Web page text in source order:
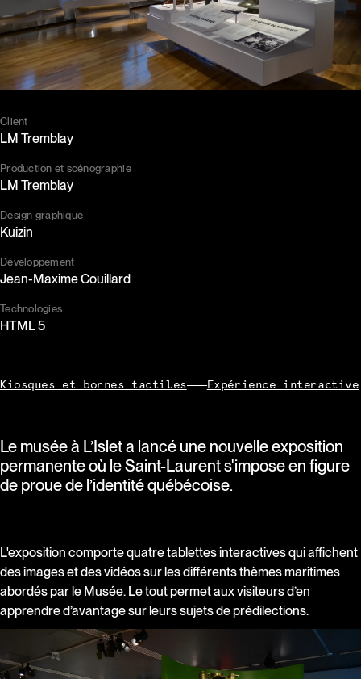
Client
LM Tremblay
Production et scénographie
LM Tremblay
Design graphique
Kuizin
Développement
Jean-Maxime Couillard
Technologies
HTML 5
Kiosques et bornes tactiles Expérience interactive
Le musée à L’Islet a lancé une nouvelle exposition
permanente où le Saint-Laurent s'impose en figure
de proue de l’identité québécoise.
L'exposition comporte quatre tablettes interactives qui affichent
des images et des vidéos sur les différents thèmes maritimes
abordés par le Musée. Le tout permet aux visiteurs d’en
apprendre d’avantage sur leurs sujets de prédilections.